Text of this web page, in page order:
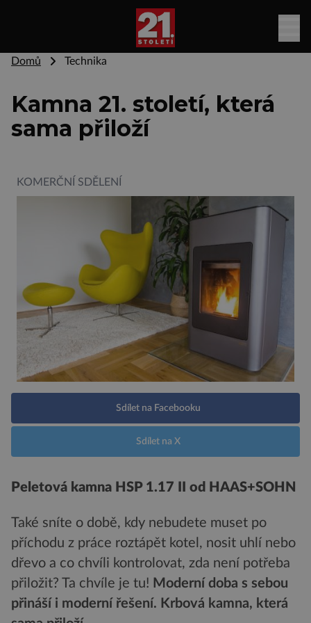
Domů Technika
Kamna 21. století, která
sama přiloží
KOMERČNÍ SDĚLENÍ
Sdílet na Facebooku
Sdílet na X
Peletová kamna HSP 1.17 II od HAAS+SOHN
Také sníte o době, kdy nebudete muset po
příchodu z práce roztápět kotel, nosit uhlí nebo
dřevo a co chvíli kontrolovat, zda není potřeba
přiložit? Ta chvíle je tu! Moderní doba s sebou
přináší i moderní řešení. Krbová kamna, která